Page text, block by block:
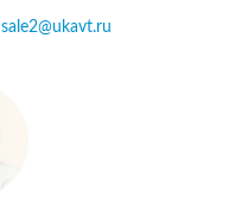
sale2@ukavt.ru